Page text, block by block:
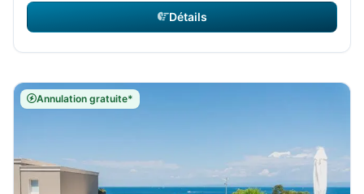
Détails
Annulation gratuite*